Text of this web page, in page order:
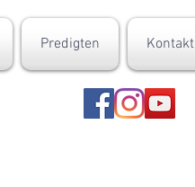
Predigten Kontakt